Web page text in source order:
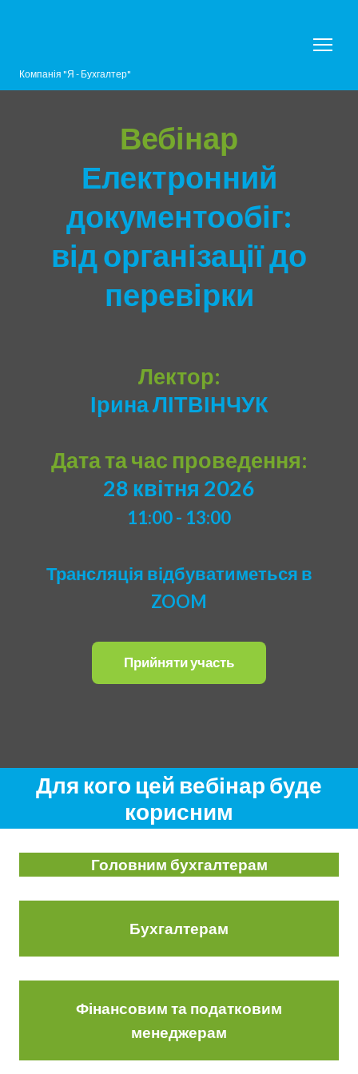
Компанія "Я - Бухгалтер"
Вебінар
Електронний
документообіг:
від організації до
перевірки
Лектор:
Ірина ЛІТВІНЧУК
Дата та час проведення:
28 квітня 2026
11:00 - 13:00
Трансляція відбуватиметься в
ZOOM
Прийняти участь
Для кого цей вебінар буде
корисним
Головним бухгалтерам
Бухгалтерам
Фінансовим та податковим
менеджерам